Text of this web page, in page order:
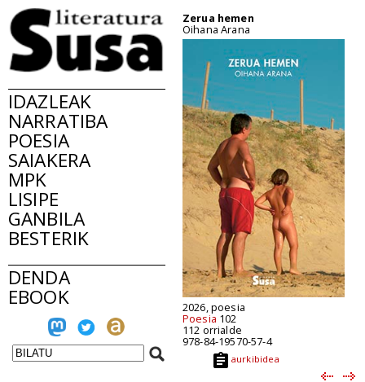
IDAZLEAK
NARRATIBA
POESIA
SAIAKERA
MPK
LISIPE
GANBILA
BESTERIK
DENDA
EBOOK
Zerua hemen
Oihana Arana
2026, poesia
Poesia 102
112 orrialde
978-84-19570-57-4
aurkibidea